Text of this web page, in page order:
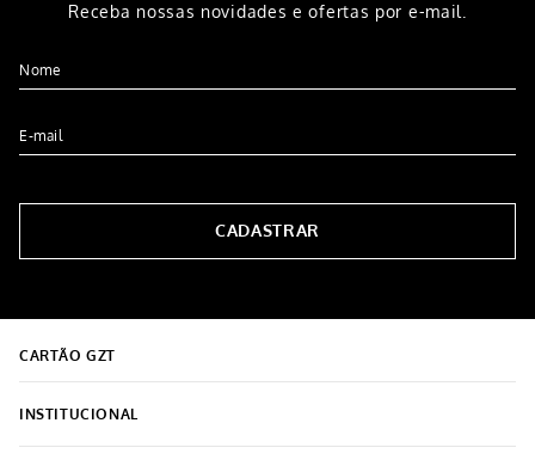
Receba nossas novidades e ofertas por e-mail.
CADASTRAR
CARTÃO GZT
INSTITUCIONAL